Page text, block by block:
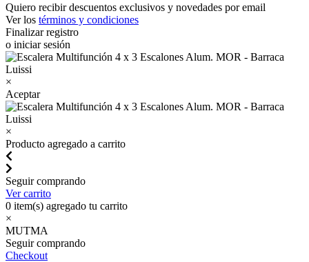
Quiero recibir descuentos exclusivos y novedades por email
Ver los términos y condiciones
Finalizar registro
o iniciar sesión
×
Aceptar
×
Producto agregado a carrito
Seguir comprando
Ver carrito
0 item(s) agregado tu carrito
×
MUTMA
Seguir comprando
Checkout